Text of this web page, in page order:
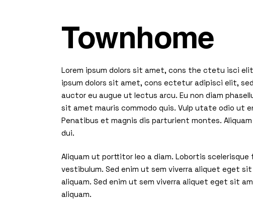
Townhome
Lorem ipsum dolors sit amet, cons the ctetu isci
ipsum dolors sit amet, cons ectetur adipisci elit,
auctor eu augue ut lectus arcu. Eu non diam
sit amet mauris commodo quis. Vulp utate odio ut
Penatibus et magnis dis parturient montes.
dui.
Aliquam ut porttitor leo a diam. Lobortis
vestibulum. Sed enim ut sem viverra aliquet eget
aliquam. Sed enim ut sem viverra aliquet eget sit
aliquam.